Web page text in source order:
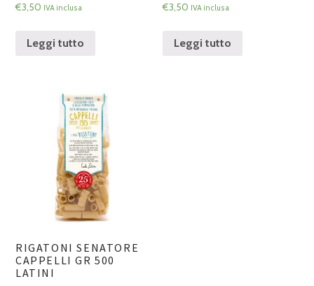
€3,50 IVA inclusa
Leggi tutto
€3,50 IVA inclusa
Leggi tutto
RIGATONI SENATORE
CAPPELLI GR 500
LATINI